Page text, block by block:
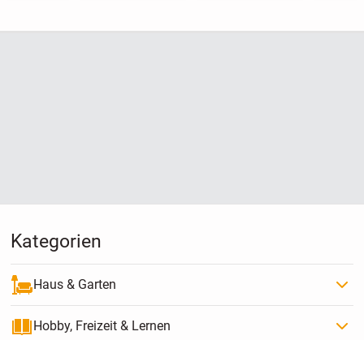
Kategorien
Haus & Garten
Hobby, Freizeit & Lernen